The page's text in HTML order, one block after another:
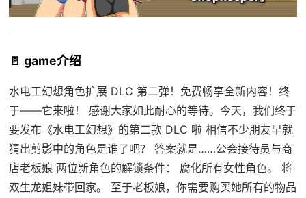
🚪 game介绍
水电工幻想角色扩展 DLC 第二弹！免费畅享全新内容！终
于——它来啦！ 感谢大家如此耐心的等待。今天，我们终于
要发布《水电工幻想》的第二款 DLC 啦 相信不少朋友早就
猜出剪影中的角色是谁了吧？ 答案就是……公会接待员与商
店老板娘 两位新角色的解锁条件： 腐化所有女性角色。 将
双生龙姐妹带回家。 至于老板娘，你需要购买她所有的物品